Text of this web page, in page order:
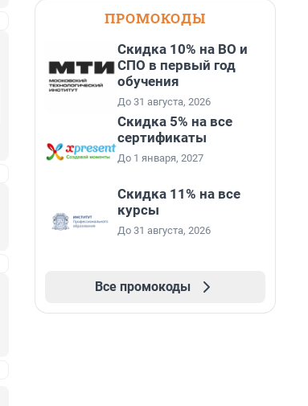
ПРОМОКОДЫ
Скидка 10% на ВО и
СПО в первый год
обучения
До 31 августа, 2026
Скидка 5% на все
сертификаты
До 1 января, 2027
Скидка 11% на все
курсы
До 31 августа, 2026
Все промокоды